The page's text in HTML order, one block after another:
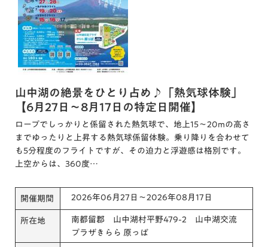
山中湖の絶景をひとり占め♪「熱気球体験」
【6月27日〜8月17日の特定日開催】
ロープでしっかりと係留された熱気球で、地上15〜20mの高さ
までゆったりと上昇する熱気球係留体験。乗り降りを合わせて
も5分程度のフライトですが、その迫力と浮遊感は格別です。
上空からは、360度…
開催期間 2026年06月27日～2026年08月17日
所在地
南都留郡 山中湖村平野479-2 山中湖交流
プラザきらら 原っぱ